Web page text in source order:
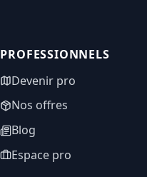
PROFESSIONNELS
Devenir pro
Nos offres
Blog
Espace pro